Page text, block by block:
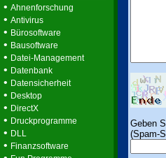
• Ahnenforschung
• Antivirus
• Bürosoftware
• Bausoftware
• Datei-Management
• Datenbank
• Datensicherheit
• Desktop
• DirectX
• Druckprogramme
• DLL
• Finanzsoftware
Geben
(Spam-